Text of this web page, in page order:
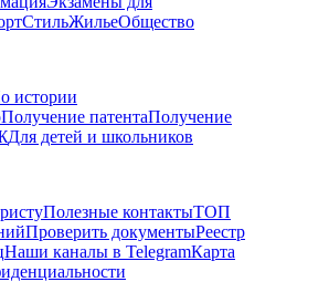
СтильЖильеОбщество
истории
Получение патентаПолучение
Для детей и школьников
Полезные контактыТОП
Проверить документыРеестр
Наши каналы в TelegramКарта